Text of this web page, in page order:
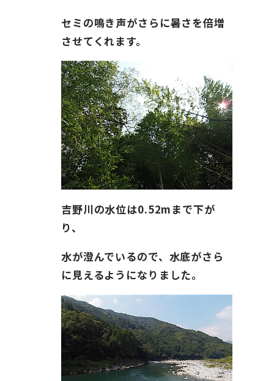
お問い合わせ
ENGLISH
セミの鳴き声がさらに暑さを倍増
させてくれます。
吉野川の水位は0.52mまで下が
り、
水が澄んでいるので、水底がさら
に見えるようになりました。